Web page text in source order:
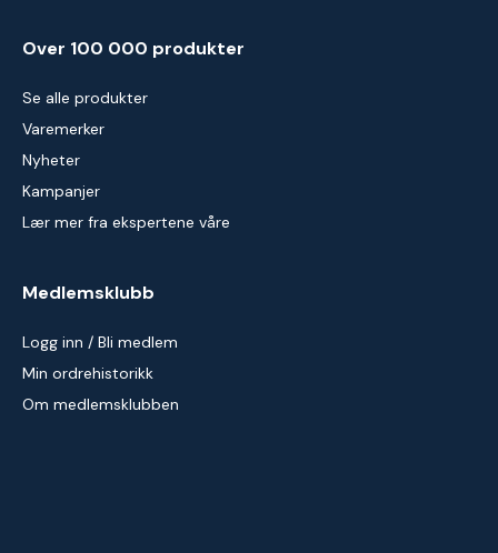
Over 100 000 produkter
Se alle produkter
Varemerker
Nyheter
Kampanjer
Lær mer fra ekspertene våre
Medlemsklubb
Logg inn / Bli medlem
Min ordrehistorikk
Om medlemsklubben